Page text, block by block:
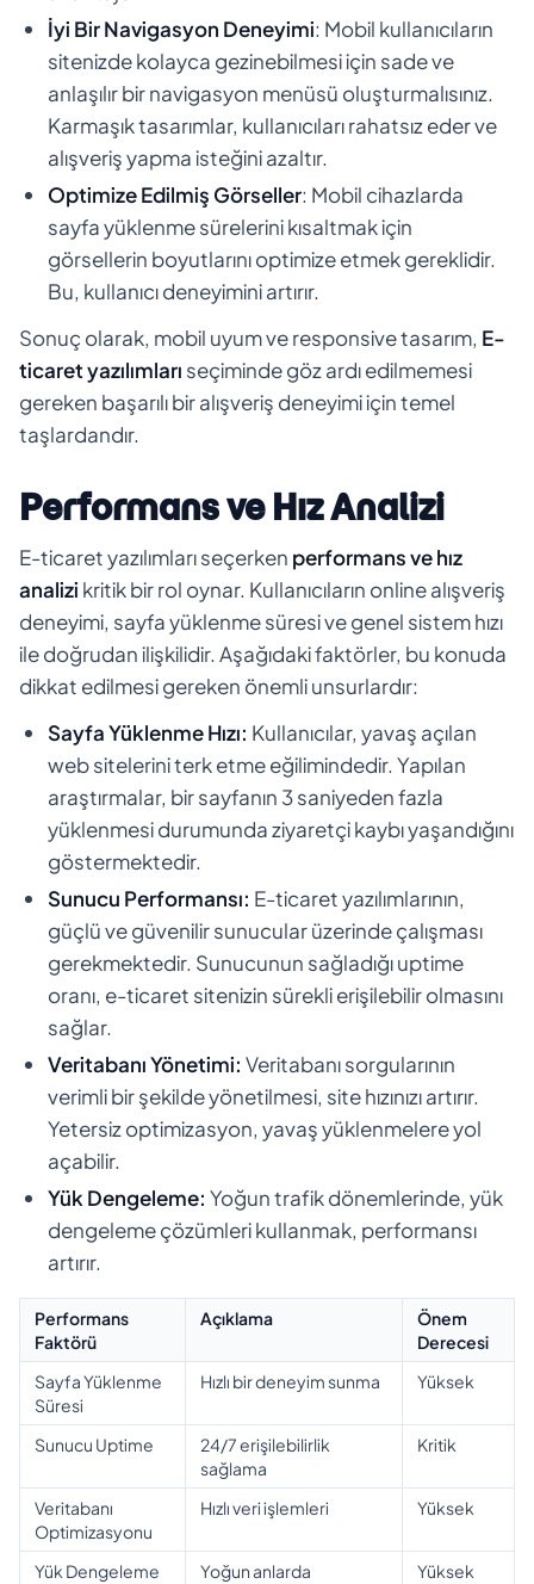
İyi Bir Navigasyon Deneyimi: Mobil kullanıcıların
sitenizde kolayca gezinebilmesi için sade ve
anlaşılır bir navigasyon menüsü oluşturmalısınız.
Karmaşık tasarımlar, kullanıcıları rahatsız eder ve
alışveriş yapma isteğini azaltır.
Optimize Edilmiş Görseller: Mobil cihazlarda
sayfa yüklenme sürelerini kısaltmak için
görsellerin boyutlarını optimize etmek gereklidir.
Bu, kullanıcı deneyimini artırır.
Sonuç olarak, mobil uyum ve responsive tasarım, E-
ticaret yazılımları seçiminde göz ardı edilmemesi
gereken başarılı bir alışveriş deneyimi için temel
taşlardandır.
Performans ve Hız Analizi
E-ticaret yazılımları seçerken performans ve hız
analizi kritik bir rol oynar. Kullanıcıların online alışveriş
deneyimi, sayfa yüklenme süresi ve genel sistem hızı
ile doğrudan ilişkilidir. Aşağıdaki faktörler, bu konuda
dikkat edilmesi gereken önemli unsurlardır:
Sayfa Yüklenme Hızı: Kullanıcılar, yavaş açılan
web sitelerini terk etme eğilimindedir. Yapılan
araştırmalar, bir sayfanın 3 saniyeden fazla
yüklenmesi durumunda ziyaretçi kaybı yaşandığını
göstermektedir.
Sunucu Performansı: E-ticaret yazılımlarının,
güçlü ve güvenilir sunucular üzerinde çalışması
gerekmektedir. Sunucunun sağladığı uptime
oranı, e-ticaret sitenizin sürekli erişilebilir olmasını
sağlar.
Veritabanı Yönetimi: Veritabanı sorgularının
verimli bir şekilde yönetilmesi, site hızınızı artırır.
Yetersiz optimizasyon, yavaş yüklenmelere yol
açabilir.
Yük Dengeleme: Yoğun trafik dönemlerinde, yük
dengeleme çözümleri kullanmak, performansı
artırır.
Performans
Faktörü
Açıklama
Önem
Derecesi
Sayfa Yüklenme
Süresi
Hızlı bir deneyim sunma Yüksek
Sunucu Uptime
24/7 erişilebilirlik
sağlama
Kritik
Veritabanı
Optimizasyonu
Hızlı veri işlemleri Yüksek
Yük Dengeleme
Yoğun anlarda
Yüksek